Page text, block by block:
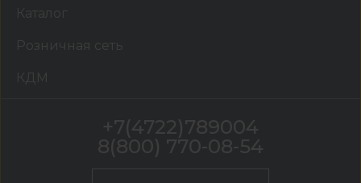
Каталог
Розничная сеть
КДМ
+7(4722)789004
8(800) 770-08-54